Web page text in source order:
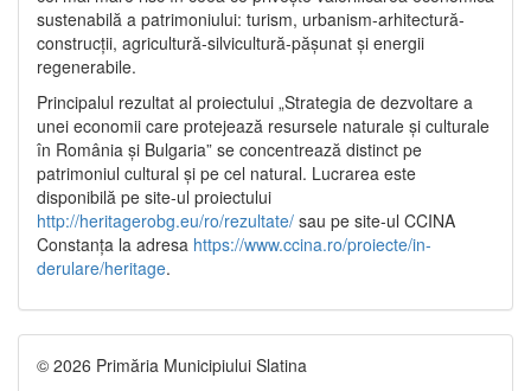
sustenabilă a patrimoniului: turism, urbanism-arhitectură-
construcții, agricultură-silvicultură-pășunat și energii
regenerabile.
Principalul rezultat al proiectului „Strategia de dezvoltare a
unei economii care protejează resursele naturale și culturale
în România și Bulgaria” se concentrează distinct pe
patrimoniul cultural și pe cel natural. Lucrarea este
disponibilă pe site-ul proiectului
http://heritagerobg.eu/ro/rezultate/ sau pe site-ul CCINA
Constanța la adresa https://www.ccina.ro/proiecte/in-
derulare/heritage.
© 2026 Primăria Municipiului Slatina